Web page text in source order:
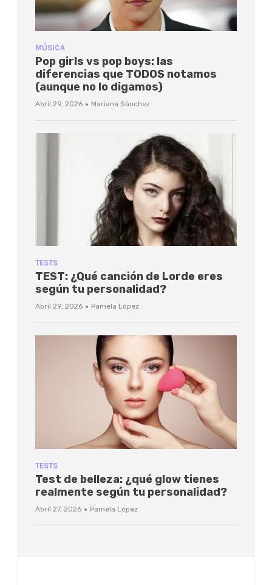
MÚSICA
Pop girls vs pop boys: las
diferencias que TODOS notamos
(aunque no lo digamos)
Abril 29, 2026 · Mariana Sánchez
TESTS
TEST: ¿Qué canción de Lorde eres
según tu personalidad?
Abril 29, 2026 · Pamela López
TESTS
Test de belleza: ¿qué glow tienes
realmente según tu personalidad?
Abril 27, 2026 · Pamela López